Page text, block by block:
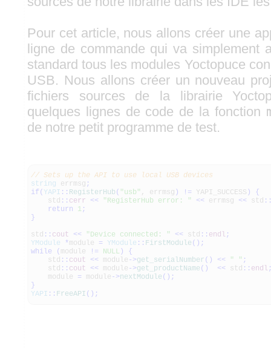
Pour cet article, nous allons créer une
ligne de commande qui va simplement
standard tous les modules Yoctopuce
USB. Nous allons créer un nouveau
fichiers sources de la librairie
quelques lignes de code de la fonction
de notre petit programme de test.
// Sets up the API to use local USB devices
string errmsg ;
if ( YAPI :: RegisterHub ( "usb" , errmsg ) ! = YAPI_SUCCESS )
{
std :: cerr << "RegisterHub error: " << errmsg << std
return
1;
}
std :: cout << "Device connected: " << std :: endl ;
YModule
*module = YModule :: FirstModule ( ) ;
while
( module ! = NULL )
{
std :: cout << module - >get_serialNumber ( ) << " " ;
std :: cout << module - >get_productName ( ) << std :: endl
module = module - >nextModule ( ) ;
}
YAPI :: FreeAPI ( ) ;